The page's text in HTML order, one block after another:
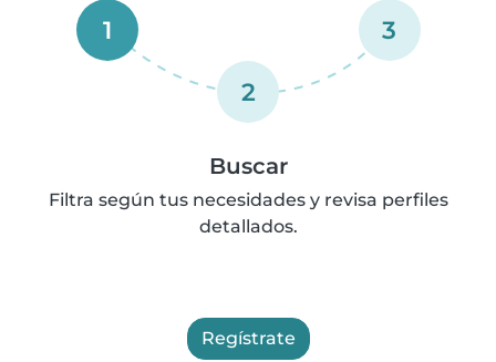
1
2
3
Buscar
Filtra según tus necesidades y revisa perfiles
detallados.
Regístrate